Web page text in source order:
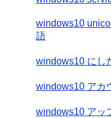
windows10
語
windows10 にし
windows10 アカ
windows10 アッ